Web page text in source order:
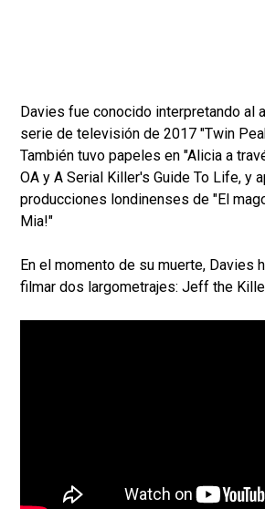
Davies fue conocido interpretando al
serie de televisión de 2017 "Twin
También tuvo papeles en "Alicia a
OA y A Serial Killer's Guide To Life, y
producciones londinenses de "El
Mia!"
En el momento de su muerte, Davies
filmar dos largometrajes: Jeff the